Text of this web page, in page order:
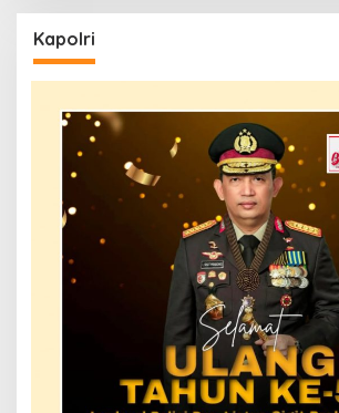
Kapolri